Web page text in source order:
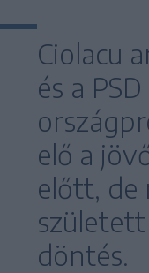
Ciolacu
és a
elő a
előtt, de
döntés.